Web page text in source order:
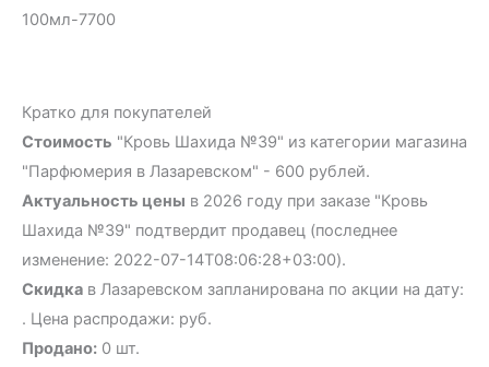
100мл-7700
Кратко для покупателей
Стоимость "Кровь Шахида №39" из категории магазина
"Парфюмерия в Лазаревском" - 600 рублей.
Актуальность цены в 2026 году при заказе "Кровь
Шахида №39" подтвердит продавец (последнее
изменение: 2022-07-14T08:06:28+03:00).
Скидка в Лазаревском запланирована по акции на дату:
. Цена распродажи: руб.
Продано: 0 шт.